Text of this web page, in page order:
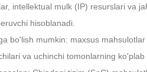
intellektual mulk (IP) resurslari va
hisoblanadi.
bo'lish mumkin: maxsus
va uchinchi tomonlarning